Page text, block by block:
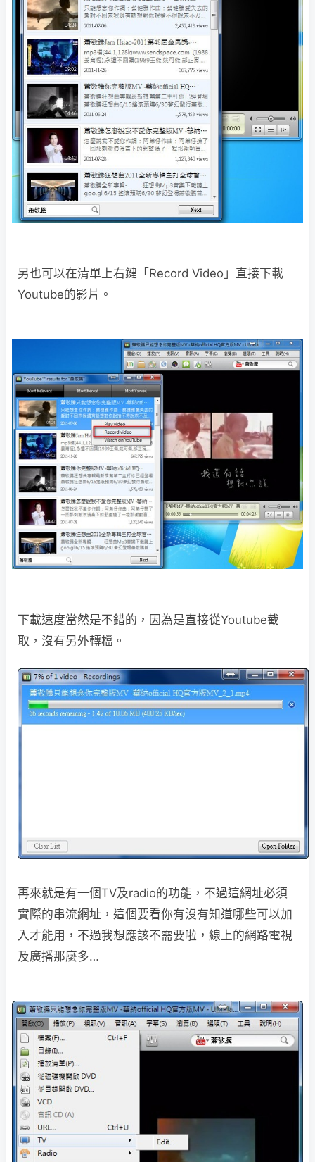
另也可以在清單上右鍵「Record Video」直接下載
Youtube的影片。
下載速度當然是不錯的，因為是直接從Youtube截
取，沒有另外轉檔。
再來就是有一個TV及radio的功能，不過這網址必須
實際的串流網址，這個要看你有沒有知道哪些可以加
入才能用，不過我想應該不需要啦，線上的網路電視
及廣播那麼多…